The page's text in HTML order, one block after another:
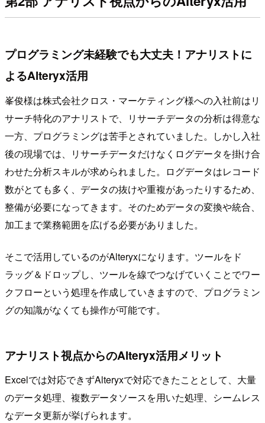
プログラミング未経験でも大丈夫！アナリストに
よるAlteryx活用
峯俊様は株式会社クロス・マーケティング様への入社前はリ
サーチ特化のアナリストで、リサーチデータの分析は得意な
一方、プログラミングは苦手とされていました。しかし入社
後の現場では、リサーチデータだけなくログデータを掛け合
わせた分析スキルが求められました。ログデータはレコード
数がとても多く、データの抜けや重複があったりするため、
整備が必要になってきます。そのためデータの変換や統合、
加工まで業務範囲を広げる必要がありました。
そこで活用しているのがAlteryxになります。ツールをド
ラッグ＆ドロップし、ツールを線でつなげていくことでワー
クフローという処理を作成していきますので、プログラミン
グの知識がなくても操作が可能です。
アナリスト視点からのAlteryx活用メリット
Excelでは対応できずAlteryxで対応できたこととして、大量
のデータ処理、複数データソースを用いた処理、シームレス
なデータ更新が挙げられます。